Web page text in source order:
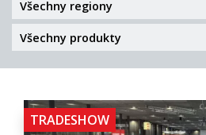
TRADESHOW